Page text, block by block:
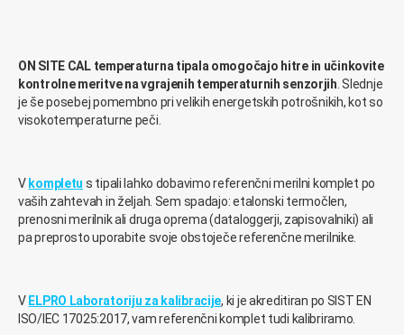
ON SITE CAL temperaturna tipala omogočajo hitre in učinkovite
kontrolne meritve na vgrajenih temperaturnih senzorjih . Slednje
je še posebej pomembno pri velikih energetskih potrošnikih, kot so
visokotemperaturne peči.
V kompletu s tipali lahko dobavimo referenčni merilni komplet po
vaših zahtevah in željah. Sem spadajo: etalonski termočlen,
prenosni merilnik ali druga oprema (dataloggerji, zapisovalniki) ali
pa preprosto uporabite svoje obstoječe referenčne merilnike.
V ELPRO Laboratoriju za kalibracije, ki je akreditiran po SIST EN
ISO/IEC 17025:2017, vam referenčni komplet tudi kalibriramo.